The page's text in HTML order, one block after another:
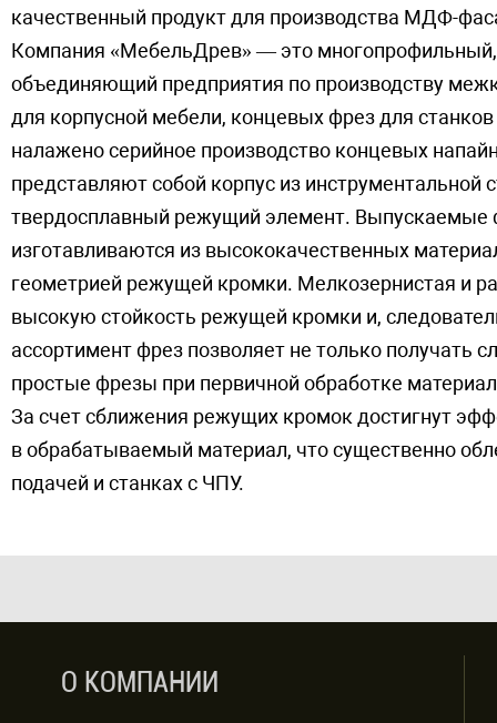
качественный продукт для производства МДФ-
Компания «МебельДрев» — это
объединяющий предприятия по производству
для корпусной мебели, концевых фрез для
налажено серийное производство концевых
представляют собой корпус из
твердосплавный режущий элемент.
изготавливаются из высококачественных
геометрией режущей кромки. Мелкозернистая и
высокую стойкость режущей кромки и,
ассортимент фрез позволяет не только получать
простые фрезы при первичной обработке
За счет сближения режущих кромок достигнут
в обрабатываемый материал, что существенно
подачей и станках с ЧПУ.
О КОМПАНИИ